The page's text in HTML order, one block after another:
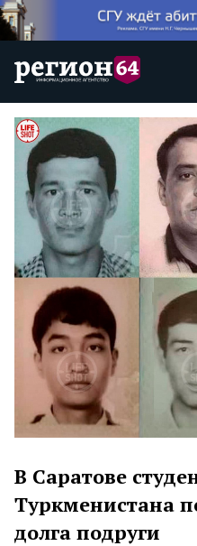
В Саратове
Туркменистана
долга подруги